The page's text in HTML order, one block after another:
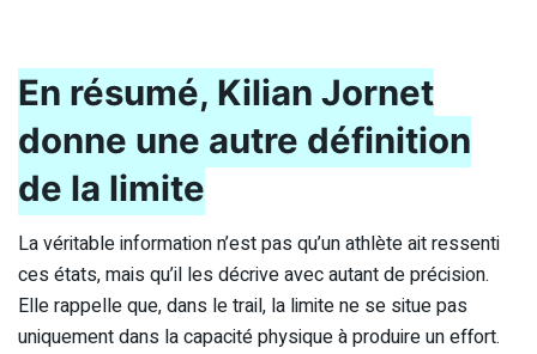
En résumé, Kilian Jornet
donne une autre définition
de la limite
La véritable information n’est pas qu’un athlète ait ressenti
ces états, mais qu’il les décrive avec autant de précision.
Elle rappelle que, dans le trail, la limite ne se situe pas
uniquement dans la capacité physique à produire un effort.